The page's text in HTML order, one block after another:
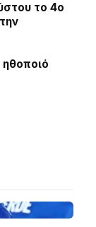
το 4ο